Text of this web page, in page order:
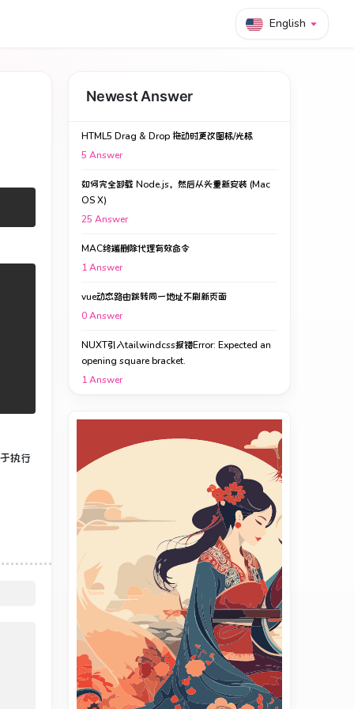
English
执行
Newest Answer
HTML5 Drag & Drop 拖动时更改图标/光标
5 Answer
如何完全卸载 Node.js，然后从头重新安装 (Mac
OS X)
25 Answer
MAC终端删除代理有效命令
1Answer
vue动态路由跳转同一地址不刷新页面
0Answer
NUXT引入tailwindcss报错Error: Expected an
opening square bracket.
1Answer